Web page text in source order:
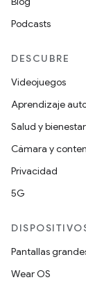
Podcasts
DESCUBRE
Videojuegos
Aprendizaje
Salud y bienestar
Cámara y
Privacidad
5G
Pantallas
Wear OS